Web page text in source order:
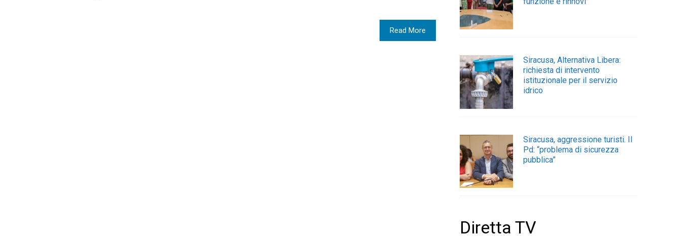
Read More
Siracusa, Alternativa Libera:
richiesta di intervento
istituzionale per il servizio
idrico
Siracusa, aggressione turisti. Il
Pd: “problema di sicurezza
pubblica”
Diretta TV